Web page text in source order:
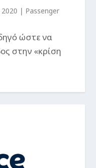
2020 | Passenger
ώστε να
στην «κρίση